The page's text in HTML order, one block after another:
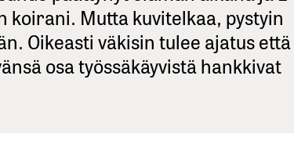
koirani. Mutta kuvitelkaa, pystyin
Oikeasti väkisin tulee ajatus että
osa työssäkäyvistä hankkivat